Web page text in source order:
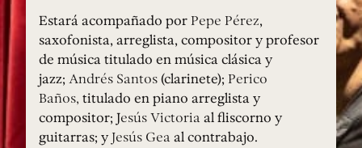
Estará acompañado por Pepe Pérez,
saxofonista, arreglista, compositor y profesor
de música titulado en música clásica y
jazz; Andrés Santos(clarinete); Perico
Baños, titulado en piano arreglista y
compositor; Jesús Victoria al fliscorno y
guitarras; y Jesús Gea al contrabajo.